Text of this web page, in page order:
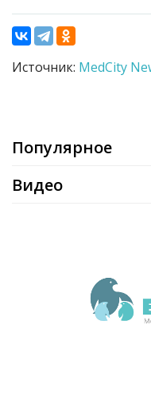
Источник: MedCity
Популярное
Видео